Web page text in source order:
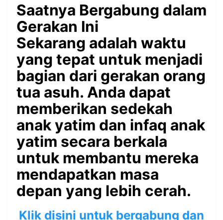
Saatnya Bergabung dalam
Gerakan Ini
Sekarang adalah waktu
yang tepat untuk menjadi
bagian dari gerakan orang
tua asuh. Anda dapat
memberikan sedekah
anak yatim dan infaq anak
yatim secara berkala
untuk membantu mereka
mendapatkan masa
depan yang lebih cerah.
Klik disini untuk bergabung dan